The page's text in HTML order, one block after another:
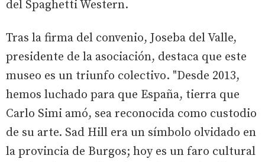
del Spaghetti Western.
Tras la firma del convenio, Joseba del Valle,
presidente de la asociación, destaca que este
museo es un triunfo colectivo. "Desde 2013,
hemos luchado para que España, tierra que
Carlo Simi amó, sea reconocida como custodio
de su arte. Sad Hill era un símbolo olvidado en
la provincia de Burgos; hoy es un faro cultural